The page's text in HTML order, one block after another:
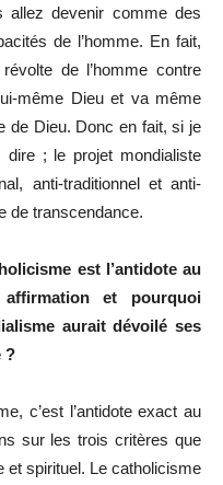
allez devenir comme des
de l’homme. En fait,
de l’homme contre
même Dieu et va même
de Dieu. Donc en fait, si je
; le projet mondialiste
anti-traditionnel et anti-
de transcendance.
est l’antidote au
et pourquoi
aurait dévoilé ses
?
c’est l’antidote exact au
sur les trois critères que
et spirituel. Le catholicisme